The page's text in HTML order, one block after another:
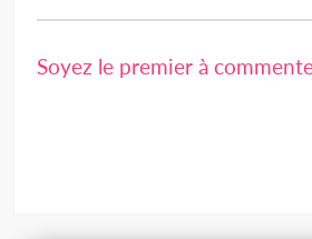
Soyez le premier à